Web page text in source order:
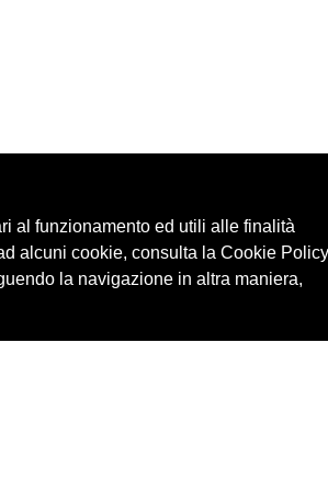
al funzionamento ed utili alle finalità
alcuni cookie, consulta la Cookie
la navigazione in altra maniera,